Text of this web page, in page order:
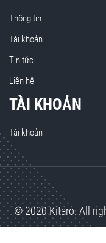
Thông tin
Tài khoản
Tin tức
Liên hệ
TÀI KHOẢN
Tài khoản
© 2020 Kitaro. All